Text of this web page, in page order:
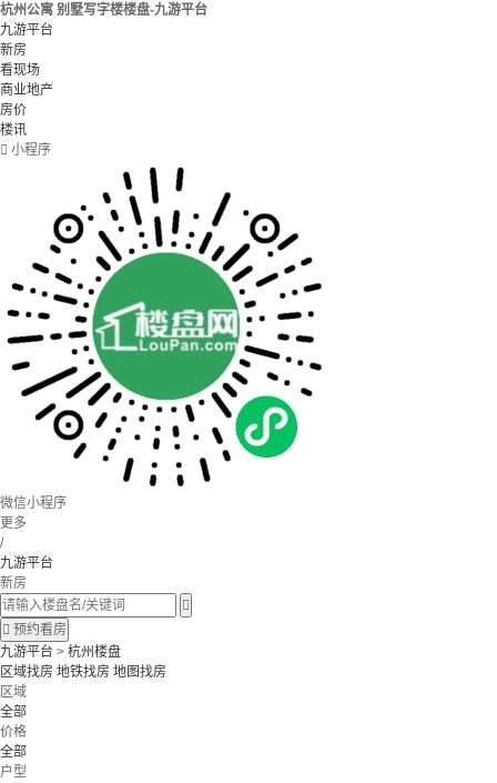
杭州公寓 别墅写字楼楼盘-九游平台
九游平台
新房
看现场
商业地产
房价
楼讯
 小程序
微信小程序
更多
/
九游平台
新房

 预约看房
九游平台 > 杭州楼盘
区域找房 地铁找房 地图找房
区域
全部
价格
全部
户型